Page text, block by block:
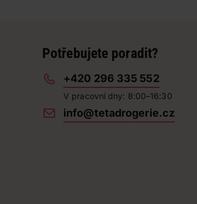
Potřebujete poradit?
+420 296 335 552
V pracovní dny: 8:00–16:30
info@tetadrogerie.cz